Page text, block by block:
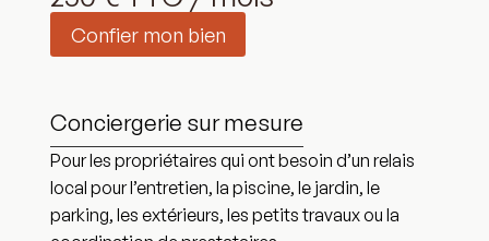
Confier mon bien
Conciergerie sur mesure
Pour les propriétaires qui ont besoin d’un relais
local pour l’entretien, la piscine, le jardin, le
parking, les extérieurs, les petits travaux ou la